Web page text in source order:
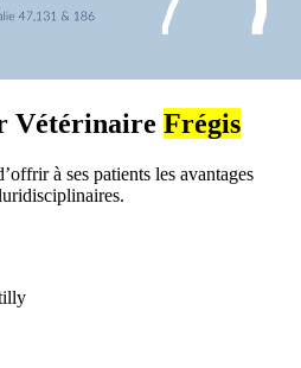
Vétérinaire Frégis
à ses patients les avantages